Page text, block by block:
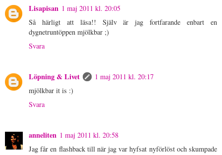
Lisapisan 1 maj 2011 kl. 20:05
Så härligt att läsa!! Själv är jag fortfarande enbart en
dygnetruntöppen mjölkbar ;)
Svara
Löpning & Livet
1 maj 2011 kl. 20:17
mjölkbar it is :)
Svara
anneliten 1 maj 2011 kl. 20:58
Jag får en flashback till när jag var hyfsat nyförlöst och skumpade